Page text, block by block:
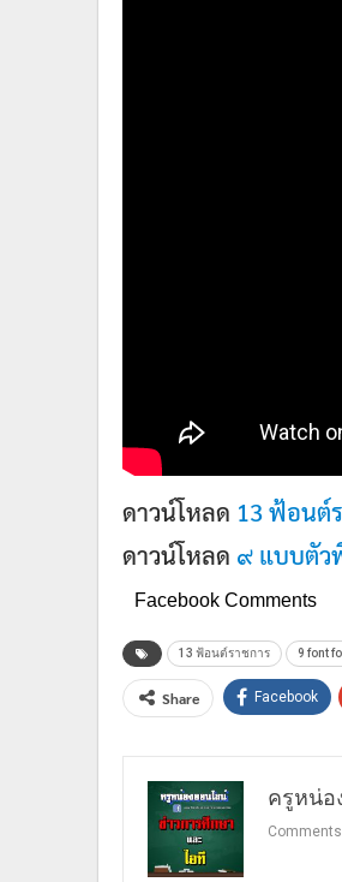
ดาวน์โหลด 13 ฟ้อนต์
ดาวน์โหลด ๙ แบบตัว
Facebook Comments
13 ฟ้อนต์ราชการ 9 font
Share Facebook
ครูหน่อ
Comments